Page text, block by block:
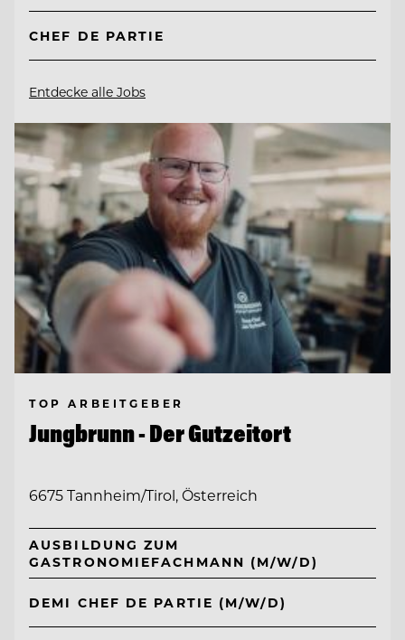
CHEF DE PARTIE
Entdecke alle Jobs
TOP ARBEITGEBER
Jungbrunn - Der Gutzeitort
6675 Tannheim/Tirol, Österreich
AUSBILDUNG ZUM
GASTRONOMIEFACHMANN (M/W/D)
DEMI CHEF DE PARTIE (M/W/D)